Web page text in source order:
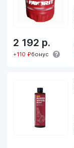
2 192 р.
+110 ₽бонус